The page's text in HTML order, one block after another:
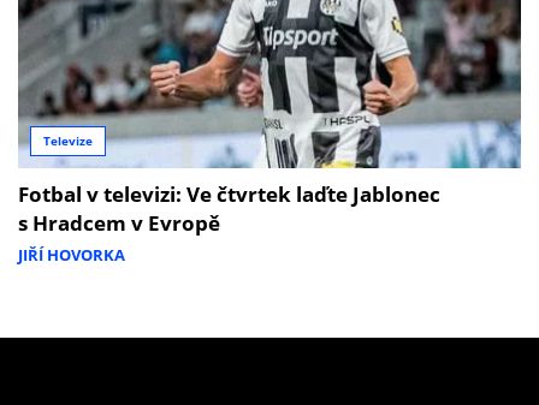
Televize
Fotbal v televizi: Ve čtvrtek laďte Jablonec
s Hradcem v Evropě
JIŘÍ HOVORKA